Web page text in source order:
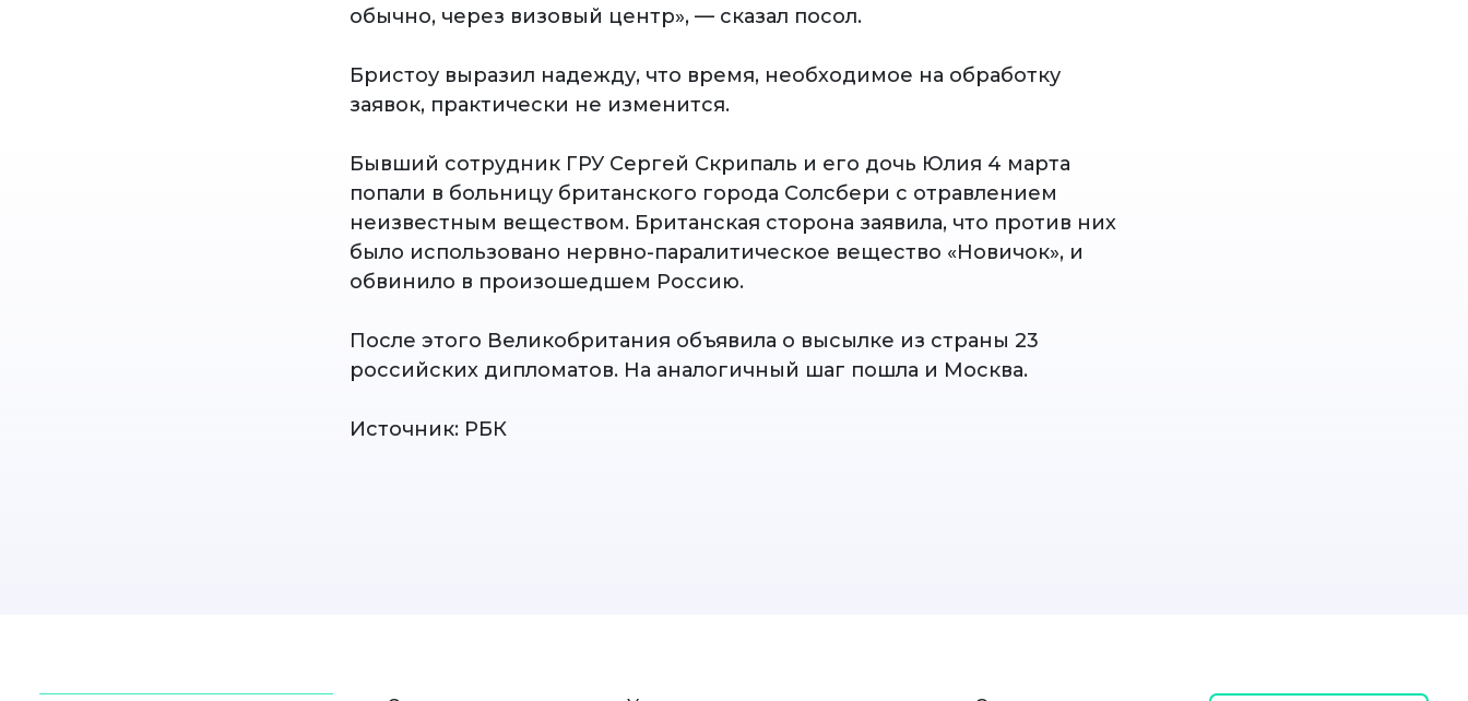
обычно, через визовый центр», — сказал посол.
Бристоу выразил надежду, что время, необходимое на обработку
заявок, практически не изменится. ​
Бывший сотрудник ГРУ Сергей Скрипаль и его дочь Юлия 4 марта
попали в больницу британского города Солсбери с отравлением
неизвестным веществом. Британская сторона заявила, что против них
было использовано нервно-паралитическое вещество «Новичок», и
обвинило в произошедшем Россию.
После этого Великобритания объявила о высылке из страны 23
российских дипломатов. На аналогичный шаг пошла и Москва.
Источник: РБК